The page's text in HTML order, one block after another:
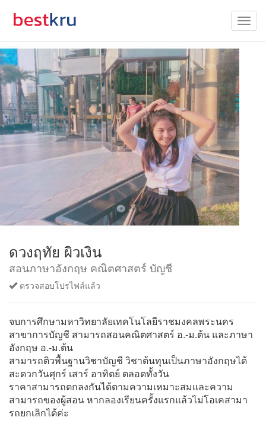
ดวงฤทัย ผิวเงิน
สอนภาษาอังกฤษ คณิตศาสตร์ บัญชี
ตรวจสอบโปรไฟล์แล้ว
จบการศึกษามหาวิทยาลัยเทคโนโลยีราชมงคลพระนคร
สาขาการบัญชี สามารถสอนคณิตศาสตร์ อ.-ม.ต้น และภาษา
อังกฤษ อ.-ม.ต้น
สามารถติวพื้นฐานวิชาบัญชี วิชาต้นทุนเป็นภาษาอังกฤษได้
สะดวกวันศุกร์ เสาร์ อาทิตย์ ตลอดทั้งวัน
ราคาสามารถตกลงกันได้ตามความเหมาะสมและความ
สามารถของผู้สอน หากลองเรียนครั้งแรกแล้วไม่โอเคสามา
รถยกเลิกได้ค่ะ